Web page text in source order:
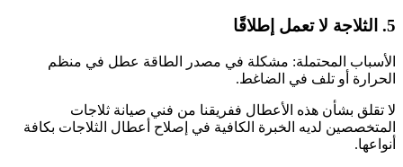
5. الثلاجة لا تعمل إطلاقًا
الأسباب المحتملة: مشكلة في مصدر الطاقة عطل في منظم
الحرارة أو تلف في الضاغط.
لا تقلق بشأن هذه الأعطال ففريقنا من فني صيانة ثلاجات
المتخصصين لديه الخبرة الكافية في إصلاح أعطال الثلاجات بكافة
أنواعها.